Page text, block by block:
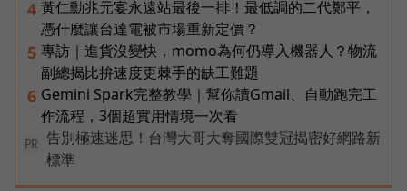
4 黃仁勳兆元宴永遠站最後一排！最低調的二代鄭平，
憑什麼讓台達電被市場重新定價？
5 專訪｜進貨沒變快，momo為何仍導入機器人？物流
副總揭比拚速度更棘手的缺工難題
6 Gemini Spark完整教學｜幫你讀Gmail、自動跑完工
作流程，3個超實用情境一次看
PR
告別極速迷思！台灣大哥大奪國際雙冠揭密好網路新
標準